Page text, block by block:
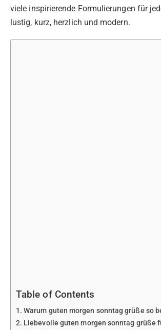
viele inspirierende Formulierungen für
lustig, kurz, herzlich und modern.
Table of Contents
Warum guten morgen sonntag grüße so
Liebevolle guten morgen sonntag grüße